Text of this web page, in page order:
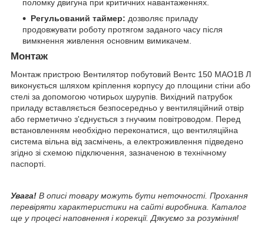
поломку двигуна при критичних навантаженнях.
Регульований таймер: дозволяє приладу
продовжувати роботу протягом заданого часу після
вимкнення живлення основним вимикачем.
Монтаж
Монтаж пристрою Вентилятор побутовий Вентс 150 МАО1В Л
виконується шляхом кріплення корпусу до площини стіни або
стелі за допомогою чотирьох шурупів. Вихідний патрубок
приладу вставляється безпосередньо у вентиляційний отвір
або герметично з'єднується з гнучким повітроводом. Перед
встановленням необхідно переконатися, що вентиляційна
система вільна від засмічень, а електроживлення підведено
згідно зі схемою підключення, зазначеною в технічному
паспорті.
Увага! В описі товару можуть бути неточності. Прохання
перевіряти характеристики на сайті виробника. Каталог
ще у процесі наповнення і корекції. Дякуємо за розуміння!